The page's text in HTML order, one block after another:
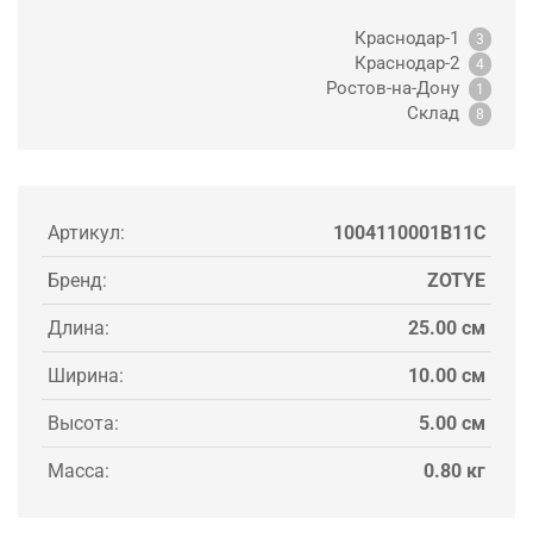
Краснодар-1 3
Краснодар-2 4
Ростов-на-Дону 1
Склад 8
Артикул: 1004110001B11С
Бренд: ZOTYE
Длина: 25.00 см
Ширина: 10.00 см
Высота: 5.00 см
Масса: 0.80 кг